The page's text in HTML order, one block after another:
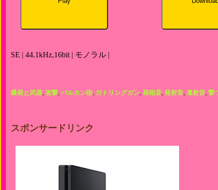
SE | 44.1kHz,16bit | モノラル |
爆発と武器, 攻撃, バルカン砲, ガトリングガン, 発砲音, 発射音, 連射音, 撃
スポンサードリンク